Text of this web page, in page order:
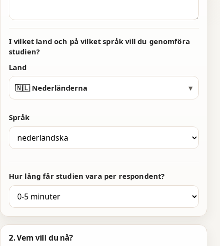
I vilket land och på vilket språk vill du genomföra
studien?
Land
🇳🇱 Nederländerna ▾
Språk
Hur lång får studien vara per respondent?
2. Vem vill du nå?
9
0
1
2
3
4
5
6
7
8
9
0
9
0
1
2
3
4
5
6
7
8
9
0
2
3
4
5
6
8
9
0
1
2
3